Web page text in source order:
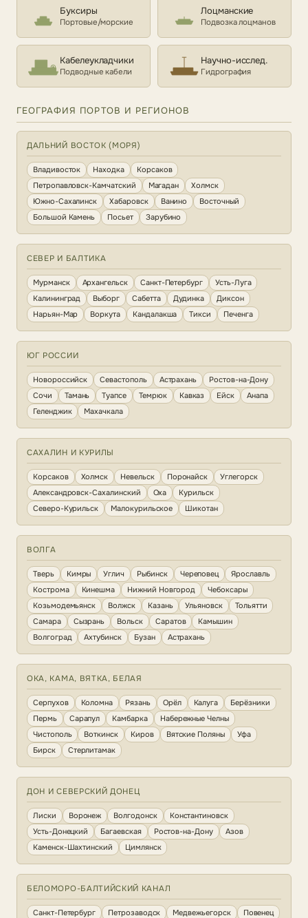
Буксиры
Портовые/морские
Лоцманские
Подвозка лоцманов
Кабелеукладчики
Подводные кабели
Научно-исслед.
Гидрография
ГЕОГРАФИЯ ПОРТОВ И РЕГИОНОВ
ДАЛЬНИЙ ВОСТОК (МОРЯ)
Владивосток Находка
Корсаков
Петропавловск-Камчатский
Магадан
Холмск
Южно-Сахалинск
Хабаровск Ванино
Восточный
Большой Камень
Посьет Зарубино
СЕВЕР И БАЛТИКА
Мурманск Архангельск Санкт-Петербург
Усть-Луга
Калининград
Выборг Сабетта Дудинка
Диксон
Нарьян-Мар
Воркута Кандалакша Тикси Печенга
ЮГ РОССИИ
Новороссийск Севастополь Астрахань
Ростов-на-Дону
Сочи
Тамань Туапсе Темрюк Кавказ Ейск
Анапа
Геленджик
Махачкала
САХАЛИН И КУРИЛЫ
Корсаков Холмск Невельск Поронайск
Углегорск
Александровск-Сахалинский
Оха
Курильск
Северо-Курильск
Малокурильское Шикотан
ВОЛГА
Тверь Кимры Углич Рыбинск Череповец
Ярославль
Кострома
Кинешма Нижний Новгород
Чебоксары
Козьмодемьянск
Волжск Казань Ульяновск
Тольятти
Самара
Сызрань Вольск Саратов
Камышин
Волгоград
Ахтубинск Бузан Астрахань
ОКА, КАМА, ВЯТКА, БЕЛАЯ
Серпухов Коломна Рязань Орёл Калуга
Берёзники
Пермь
Сарапул Камбарка
Набережные Челны
Чистополь
Воткинск Киров Вятские Поляны
Уфа
Бирск
Стерлитамак
ДОН И СЕВЕРСКИЙ ДОНЕЦ
Лиски Воронеж Волгодонск
Константиновск
Усть-Донецкий
Багаевская Ростов-на-Дону
Азов
Каменск-Шахтинский
Цимлянск
БЕЛОМОРО-БАЛТИЙСКИЙ КАНАЛ
Санкт-Петербург Петрозаводск Медвежьегорск
Повенец